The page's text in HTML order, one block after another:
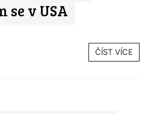
se v USA
ČÍST VÍCE